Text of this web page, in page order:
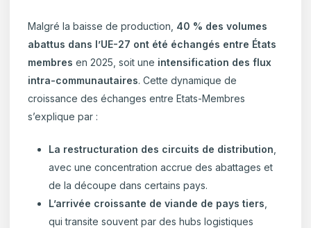
Malgré la baisse de production, 40 % des volumes
abattus dans l’UE-27 ont été échangés entre États
membres en 2025, soit une intensification des flux
intra-communautaires. Cette dynamique de
croissance des échanges entre Etats-Membres
s’explique par :
La restructuration des circuits de distribution
avec une concentration accrue des abattages et
de la découpe dans certains pays.
L’arrivée croissante de viande de pays tiers
qui transite souvent par des hubs logistiques